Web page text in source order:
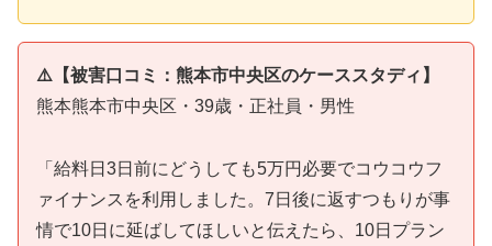
⚠️【被害口コミ：熊本市中央区のケーススタディ】
熊本熊本市中央区・39歳・正社員・男性
「給料日3日前にどうしても5万円必要でコウコウフ
ァイナンスを利用しました。7日後に返すつもりが事
情で10日に延ばしてほしいと伝えたら、10日プラン